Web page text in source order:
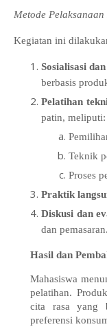
Metode
Kegiatan ini
Sosialisasi
berbasis
Pelatihan
patin, meliputi:
Teknik
Proses
Praktik
Diskusi dan
dan pemasaran.
Hasil dan
Mahasiswa
pelatihan.
cita rasa yang
preferensi